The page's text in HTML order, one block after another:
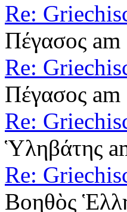
Re:
Πέγασος
Re:
Πέγασος
Re:
Ὑληβάτης
Re:
Βοηθὸς